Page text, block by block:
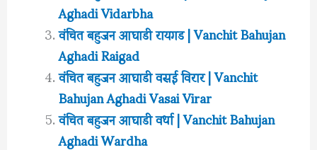
Aghadi Vidarbha
वंचित बहुजन आघाडी रायगड | Vanchit Bahujan
Aghadi Raigad
वंचित बहुजन आघाडी वसई विरार | Vanchit
Bahujan Aghadi Vasai Virar
वंचित बहुजन आघाडी वर्धा | Vanchit Bahujan
Aghadi Wardha